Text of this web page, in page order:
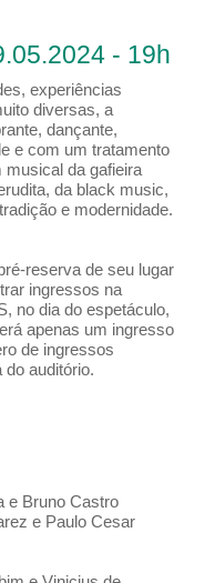
- 19h
experiências
diversas, a
dançante,
e com um tratamento
musical da gafieira
da black music,
e modernidade.
reserva de seu lugar
ingressos na
no dia do espetáculo,
apenas um ingresso
de ingressos
auditório.
e Bruno Castro
e Paulo Cesar